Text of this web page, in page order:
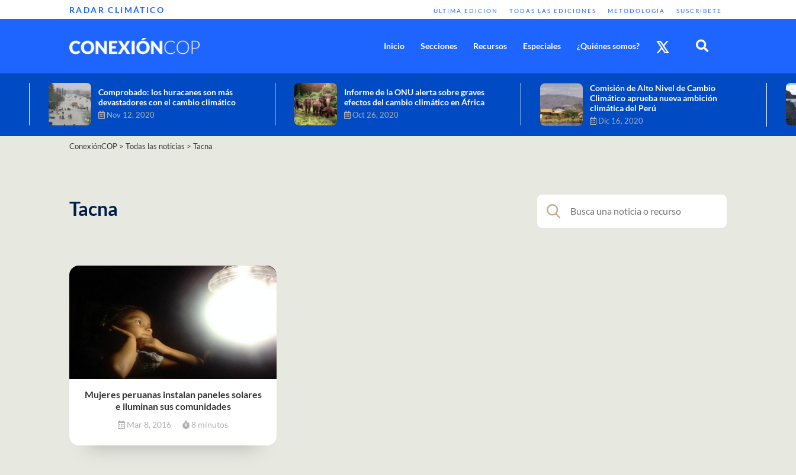
RADAR CLIMÁTICO ÚLTIMA EDICIÓN TODAS LAS EDICIONES METODOLOGÍA SUSCRÍBETE
Inicio Secciones Recursos Especiales ¿Quiénes somos?
Informe de la ONU alerta sobre graves
efectos del cambio climático en África
Oct 26, 2020
Comisión de Alto Nivel de Cambio
Climático aprueba nueva ambición
climática del Perú
Dic 16, 2020
Cambio climático: combatir sus efectos
como objetivo global y urgente
ConexiónCOP > Todas las noticias > Tacna
Tacna
Mujeres peruanas instalan paneles solares
e iluminan sus comunidades
Mar 8, 2016 8 minutos